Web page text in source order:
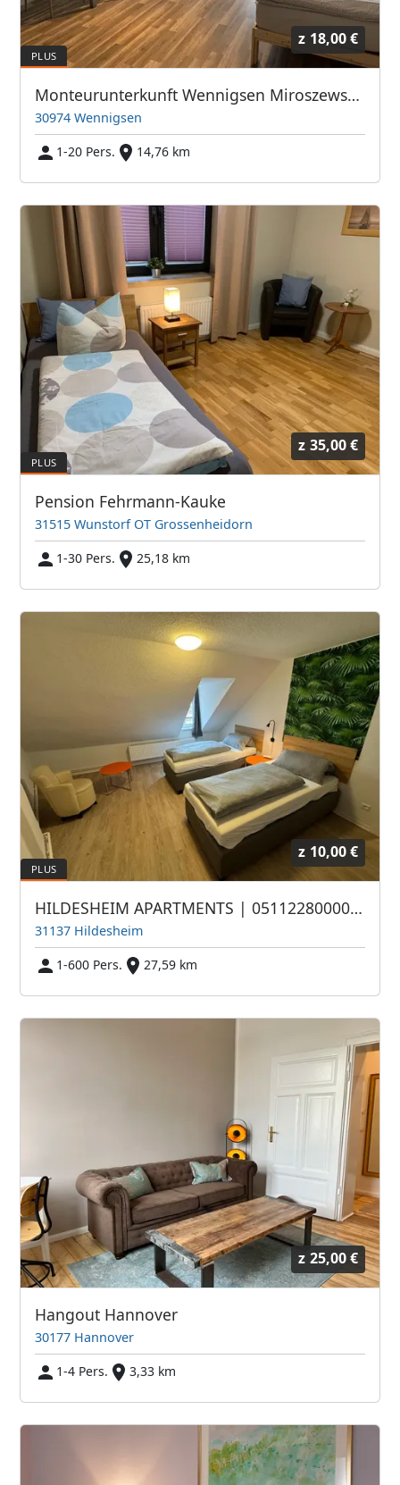
z 18,00 €
Monteurunterkunft Wennigsen Miroszewska-Immobilien
30974 Wennigsen
1-20 Pers.
14,76 km
z 35,00 €
Pension Fehrmann-Kauke
31515 Wunstorf OT Grossenheidorn
1-30 Pers.
25,18 km
z 10,00 €
HILDESHEIM APARTMENTS | 05112280000 - ANRUF | WHATSAPP
31137 Hildesheim
1-600 Pers.
27,59 km
z 25,00 €
Hangout Hannover
30177 Hannover
1-4 Pers.
3,33 km